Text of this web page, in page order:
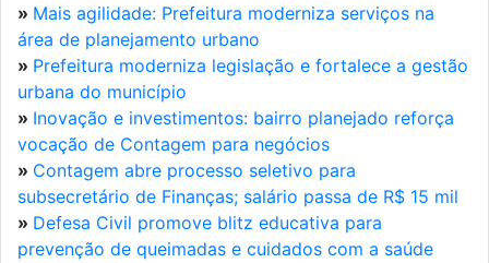
» Mais agilidade: Prefeitura moderniza serviços na
área de planejamento urbano
» Prefeitura moderniza legislação e fortalece a gestão
urbana do município
» Inovação e investimentos: bairro planejado reforça
vocação de Contagem para negócios
» Contagem abre processo seletivo para
subsecretário de Finanças; salário passa de R$ 15 mil
» Defesa Civil promove blitz educativa para
prevenção de queimadas e cuidados com a saúde